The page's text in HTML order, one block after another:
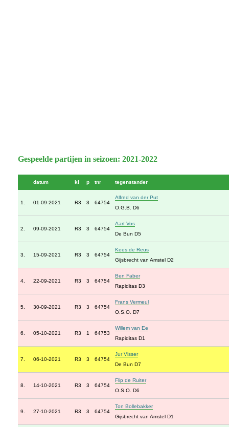
Gespeelde partijen in seizoen: 2021-2022
datum kl p tnr tegenstander
1. 01-09-2021 R3 3 64754
Alfred van der Put
O.G.B. D6
2. 09-09-2021 R3 3 64754
Aart Vos
De Bun D5
3. 15-09-2021 R3 3 64754
Kees de Reus
Gijsbrecht van Amstel D2
4. 22-09-2021 R3 3 64754
Ben Faber
Rapiditas D3
5. 30-09-2021 R3 3 64754
Frans Vermeul
O.S.O. D7
6. 05-10-2021 R3 1 64753
Willem van Ee
Rapiditas D1
7. 06-10-2021 R3 3 64754
Jur Visser
De Bun D7
8. 14-10-2021 R3 3 64754
Flip de Ruiter
O.S.O. D6
9. 27-10-2021 R3 3 64754
Ton Bollebakker
Gijsbrecht van Amstel D1